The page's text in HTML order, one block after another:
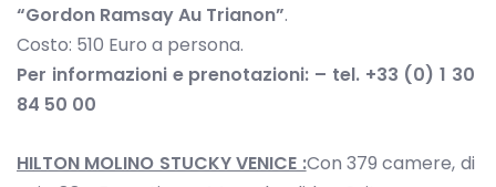
“Gordon Ramsay Au Trianon”.
Costo: 510 Euro a persona.
Per informazioni e prenotazioni: – tel. +33 (0) 1 30
84 50 00
HILTON MOLINO STUCKY VENICE :Con 379 camere, di